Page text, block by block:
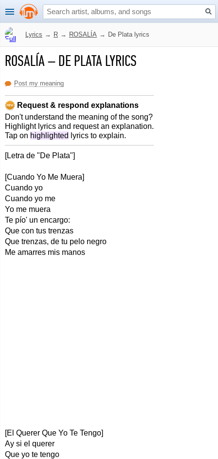
Lyrics → R → ROSALÍA → De Plata lyrics
ROSALÍA–DE PLATA LYRICS
Post my meaning
Request & respond explanations
Don't understand the meaning of the song?
Highlight lyrics and request an explanation.
Tap on highlighted lyrics to explain.
[Letra de "De Plata"]
[Cuando Yo Me Muera]
Cuando yo
Cuando yo me
Yo me muera
Te pío' un encargo:
Que con tus trenzas
Que trenzas, de tu pelo negro
Me amarres mis manos
[El Querer Que Yo Te Tengo]
Ay si el querer
Que yo te tengo